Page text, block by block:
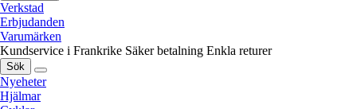
Verkstad
Erbjudanden
Varumärken
Kundservice i Frankrike Säker betalning Enkla returer
Sök
Nyeheter
Hjälmar